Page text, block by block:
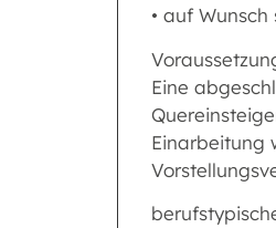
• auf
Eine
Einarbeitung